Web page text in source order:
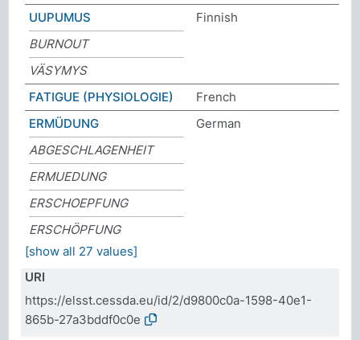
UUPUMUS
Finnish
BURNOUT
VÄSYMYS
FATIGUE (PHYSIOLOGIE)
French
ERMÜDUNG
German
ABGESCHLAGENHEIT
ERMUEDUNG
ERSCHOEPFUNG
ERSCHÖPFUNG
[show all 27 values]
URI
https://elsst.cessda.eu/id/2/d9800c0a-1598-40e1-
865b-27a3bddf0c0e